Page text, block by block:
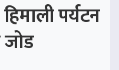
पर्यटन
जोड